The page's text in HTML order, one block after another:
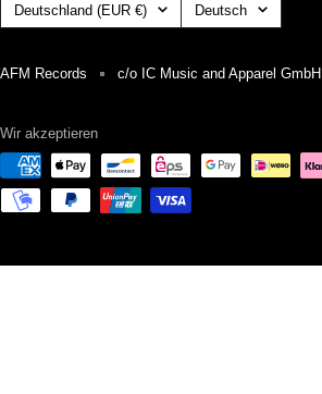
Land/Region Deutschland (EUR €) Sprache
Deutsch
AFM Records c/o IC Music and Apparel GmbH
Wir akzeptieren